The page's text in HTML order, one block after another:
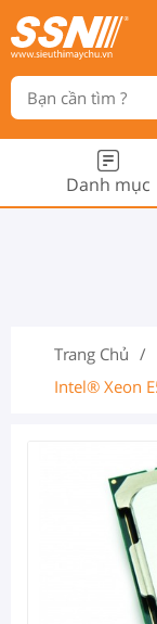
Danh mục
Trang Chủ
Intel® Xeon